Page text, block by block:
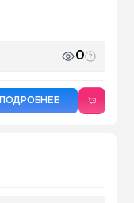
0
ПОДРОБНЕЕ